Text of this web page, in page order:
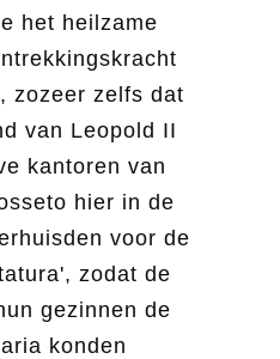
het heilzame
zozeer zelfs dat
van Leopold II
kantoren van
hier in de
voor de
zodat de
gezinnen de
konden